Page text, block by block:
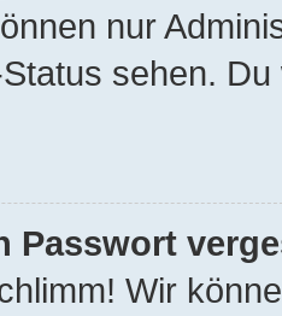
nur
sehen.
Passwort
Wir